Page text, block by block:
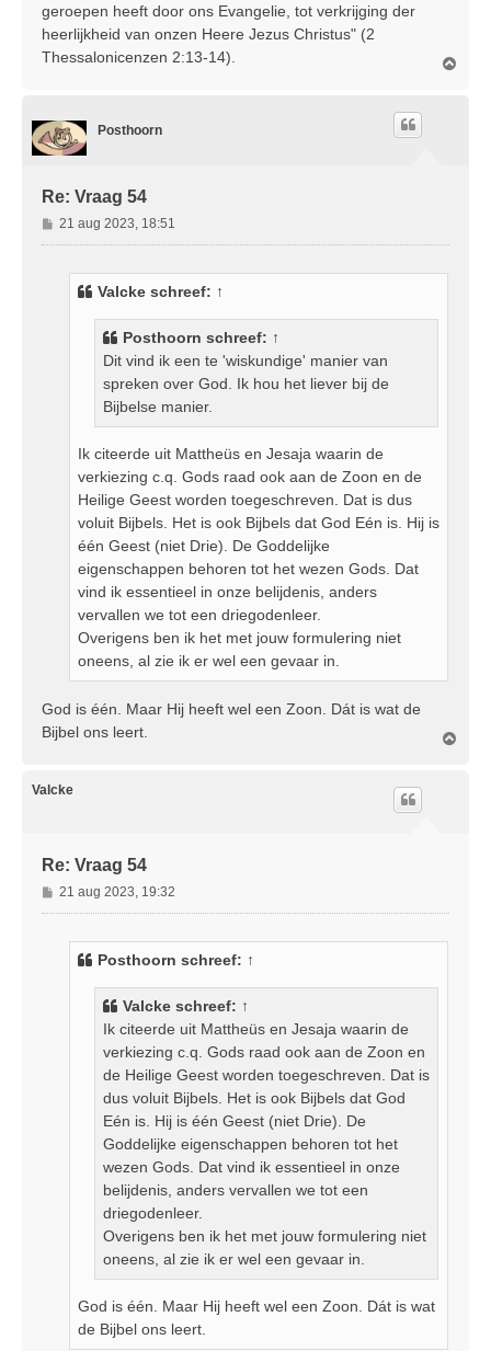
geroepen heeft door ons Evangelie, tot verkrijging der
heerlijkheid van onzen Heere Jezus Christus" (2
Thessalonicenzen 2:13-14).
Posthoorn
Re: Vraag 54
B
e
21 aug 2023, 18:51
Valcke schreef: ↑
Posthoorn schreef: ↑
Dit vind ik een te 'wiskundige' manier van
spreken over God. Ik hou het liever bij de
Bijbelse manier.
Ik citeerde uit Mattheüs en Jesaja waarin de
verkiezing c.q. Gods raad ook aan de Zoon en de
Heilige Geest worden toegeschreven. Dat is dus
voluit Bijbels. Het is ook Bijbels dat God Eén is. Hij is
één Geest (niet Drie). De Goddelijke
eigenschappen behoren tot het wezen Gods. Dat
vind ik essentieel in onze belijdenis, anders
vervallen we tot een driegodenleer.
Overigens ben ik het met jouw formulering niet
oneens, al zie ik er wel een gevaar in.
God is één. Maar Hij heeft wel een Zoon. Dát is wat de
Bijbel ons leert.
Valcke
Re: Vraag 54
B
e
21 aug 2023, 19:32
Posthoorn schreef: ↑
Valcke schreef: ↑
Ik citeerde uit Mattheüs en Jesaja waarin de
verkiezing c.q. Gods raad ook aan de Zoon en
de Heilige Geest worden toegeschreven. Dat is
dus voluit Bijbels. Het is ook Bijbels dat God
Eén is. Hij is één Geest (niet Drie). De
Goddelijke eigenschappen behoren tot het
wezen Gods. Dat vind ik essentieel in onze
belijdenis, anders vervallen we tot een
driegodenleer.
Overigens ben ik het met jouw formulering niet
oneens, al zie ik er wel een gevaar in.
God is één. Maar Hij heeft wel een Zoon. Dát is wat
de Bijbel ons leert.